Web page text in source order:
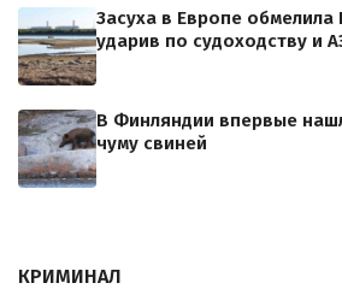
Засуха в Европе обмелила
ударив по судоходству и
В Финляндии впервые
чуму свиней
КРИМИНАЛ